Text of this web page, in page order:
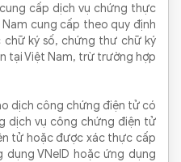
cấp dịch vụ chứng thực
cung cấp theo quy định
ký số, chứng thư chữ ký
tại Việt Nam, trừ trường hợp
dịch công chứng điện tử có
dịch vụ công chứng điện tử
tử hoặc được xác thực cấp
VNeID hoặc ứng dụng